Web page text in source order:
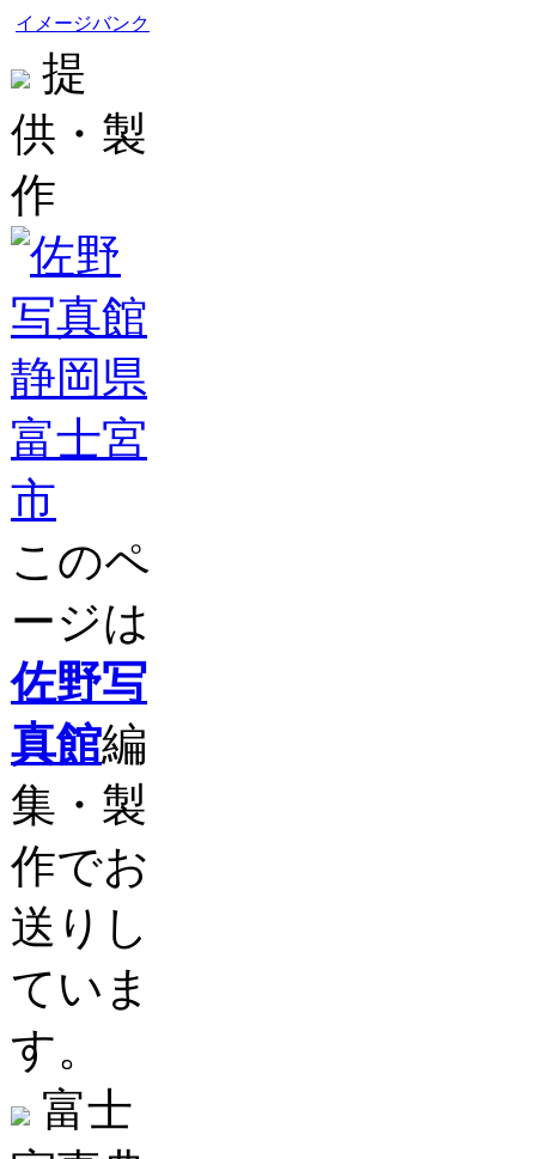
イメージバンク
提
供・製
作
このペ
ージは
佐野写
真館編
集・製
作でお
送りし
ていま
す。
富士